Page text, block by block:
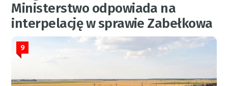
Ministerstwo odpowiada na
interpelację w sprawie Zabełkowa
9